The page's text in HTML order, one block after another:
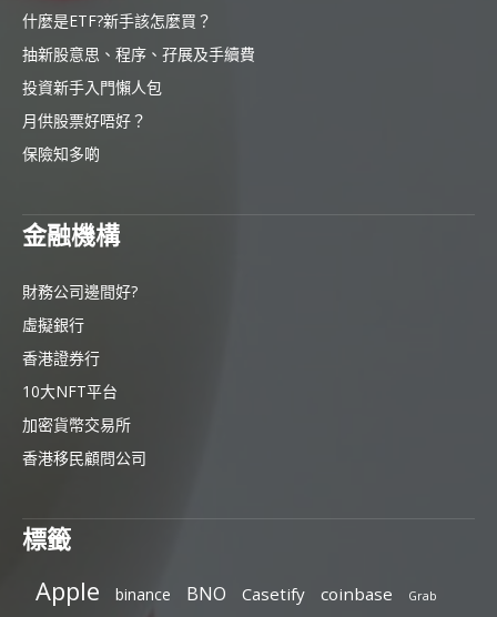
什麼是ETF?新手該怎麼買？
抽新股意思、程序、孖展及手續費
投資新手入門懶人包
月供股票好唔好？
保險知多啲
金融機構
財務公司邊間好?
虛擬銀行
香港證券行
10大NFT平台
加密貨幣交易所
香港移民顧問公司
標籤
Apple binance BNO Casetify coinbase Grab